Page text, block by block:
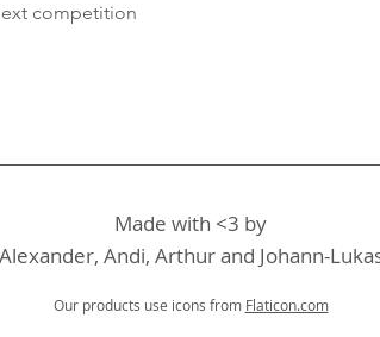
competition
Made with <3 by
Alexander, Andi, Arthur and Johann-
Our products use icons from Flaticon.com